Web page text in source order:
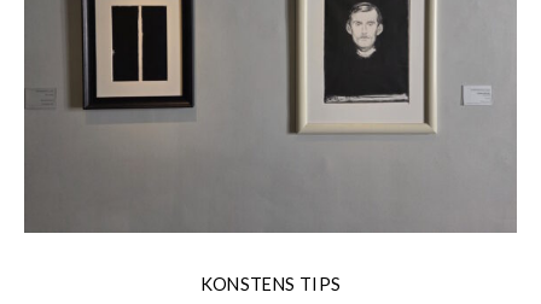
KONSTENS TIPS